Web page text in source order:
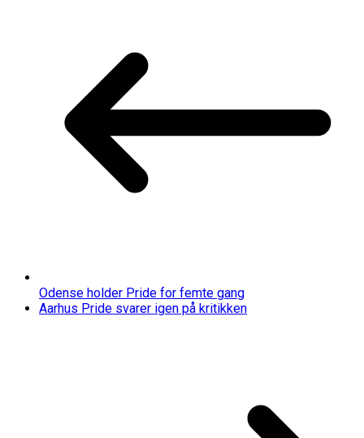
Odense holder Pride for femte gang
Aarhus Pride svarer igen på kritikken